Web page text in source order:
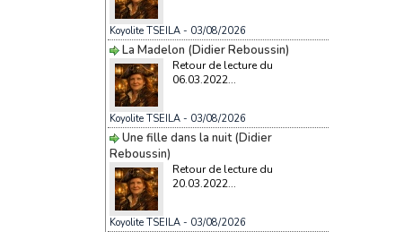
Koyolite TSEILA- 03/08/2026
La Madelon (Didier Reboussin)
Retour de lecture du
06.03.2022...
Koyolite TSEILA- 03/08/2026
Une fille dans la nuit (Didier
Reboussin)
Retour de lecture du
20.03.2022...
Koyolite TSEILA- 03/08/2026